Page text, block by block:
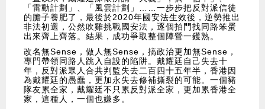
「雷動計劃」、「風雲計劃」……一步步把反對派信徒
的膽子養肥了，最後於2020年國安法生效後，逆勢推出
非法初選，公然吹雞挑戰國安法，逐個拍門找同路笨蛋
出來齊上齊落。結果，成功爭取整個陣營一鑊熟。
改名無Sense，做人無Sense，搞政治更加無Sense，
專門帶領同路人跳入自設的陷阱。戴耀廷自己失去十
年，反對派眾人合共判監失去二百四十五年半，香港因
為戴耀廷的愚蠢，更加永失去修補撕裂的可能。一個豬
隊友累全家，戴耀廷不只累反對派全家，更加累香港全
家，這種人，一個也嫌多。